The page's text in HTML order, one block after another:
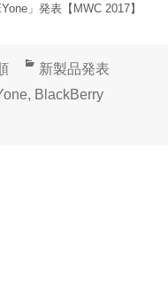
」発表【MWC 2017】
カ
テ
新製品発表
, BlackBerry